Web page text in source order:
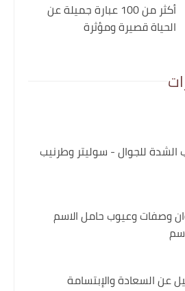
أكثر من 100 عبارة جميلة عن
الحياة قصيرة ومؤثرة
الشدة للجوال - سوليتر وطرنيب
وصفات وعيوب حامل الاسم
عن السعادة والإبتسامة